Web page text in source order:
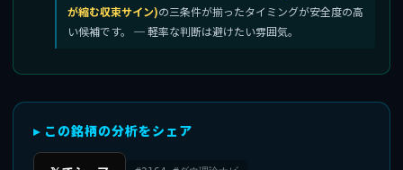
が縮む収束サイン)の三条件が揃ったタイミングが安全度の高
い候補です。 ─ 軽率な判断は避けたい雰囲気。
▸ この銘柄の分析をシェア